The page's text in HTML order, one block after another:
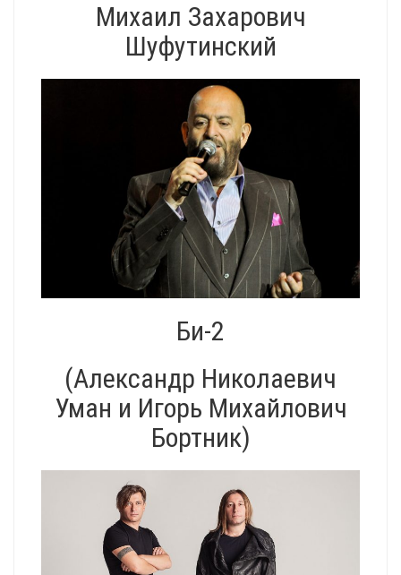
Михаил Захарович
Шуфутинский
Би-2
(Александр Николаевич
Уман и Игорь Михайлович
Бортник)